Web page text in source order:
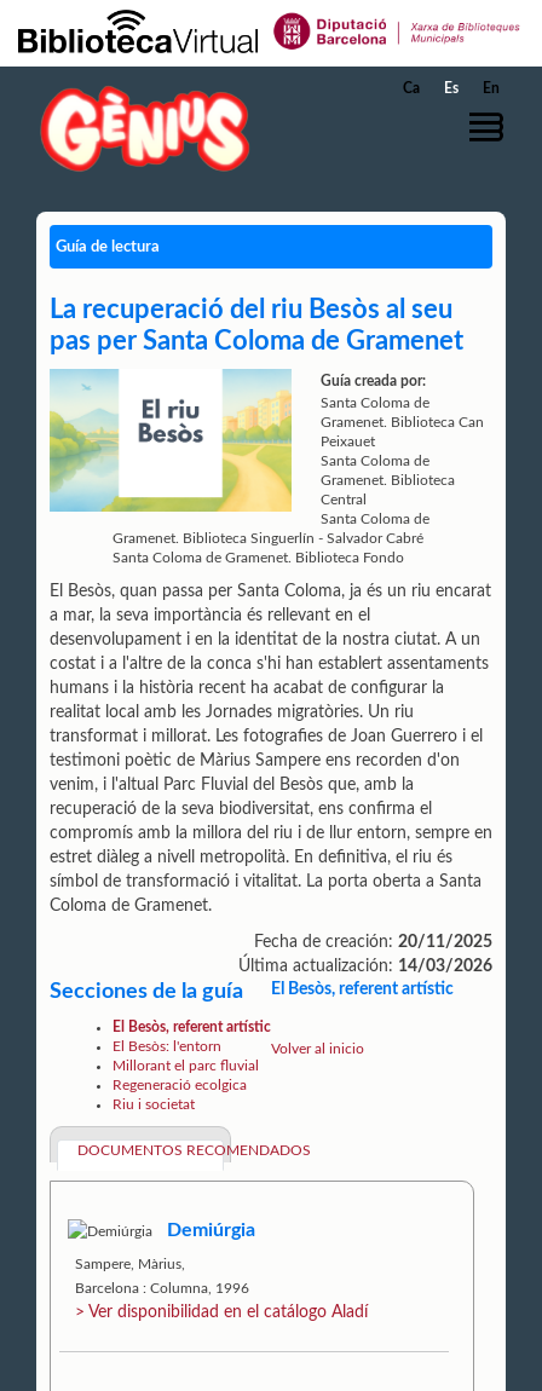
Saltar al contenido principal
Ca Es En
Guía de lectura
La recuperació del riu Besòs al seu
pas per Santa Coloma de Gramenet
Guía creada por:
Santa Coloma de
Gramenet. Biblioteca Can
Peixauet
Santa Coloma de
Gramenet. Biblioteca
Central
Santa Coloma de
Gramenet. Biblioteca Singuerlín - Salvador Cabré
Santa Coloma de Gramenet. Biblioteca Fondo
El Besòs, quan passa per Santa Coloma, ja és un riu encarat
a mar, la seva importància és rellevant en el
desenvolupament i en la identitat de la nostra ciutat. A un
costat i a l'altre de la conca s'hi han establert assentaments
humans i la història recent ha acabat de configurar la
realitat local amb les Jornades migratòries. Un riu
transformat i millorat. Les fotografies de Joan Guerrero i el
testimoni poètic de Màrius Sampere ens recorden d'on
venim, i l'altual Parc Fluvial del Besòs que, amb la
recuperació de la seva biodiversitat, ens confirma el
compromís amb la millora del riu i de llur entorn, sempre en
estret diàleg a nivell metropolità. En definitiva, el riu és
símbol de transformació i vitalitat. La porta oberta a Santa
Coloma de Gramenet.
Fecha de creación: 20/11/2025
Última actualización: 14/03/2026
Secciones de la guía
El Besòs, referent artístic
El Besòs: l'entorn
Millorant el parc fluvial
Regeneració ecolgica
Riu i societat
El Besòs, referent artístic
DOCUMENTOS RECOMENDADOS
Demiúrgia
Sampere, Màrius,
Barcelona : Columna, 1996
> Ver disponibilidad en el catálogo Aladí
Volver al inicio